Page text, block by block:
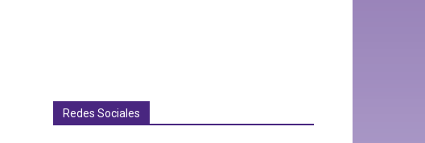
Redes Sociales